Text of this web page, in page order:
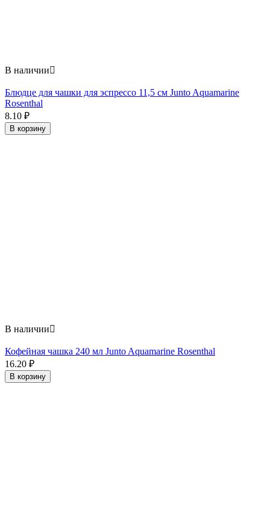
В наличии
Блюдце для чашки для эспрессо 11,5 см Junto Aquamarine
Rosenthal
8.10 ₽
В корзину
В наличии
Кофейная чашка 240 мл Junto Aquamarine Rosenthal
16.20 ₽
В корзину